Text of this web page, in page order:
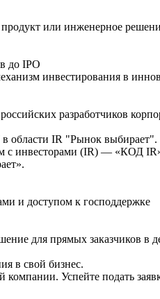
или инженерное
до IPO
инвестирования в
разработчиков
области IR "Рынок выбирает".
с инвесторами (IR) — «КОД
и доступом к господдержке
для прямых заказчиков в
в свой бизнес.
Успейте подать